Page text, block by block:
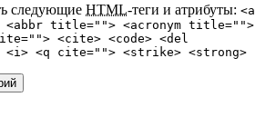
следующие HTML-теги и атрибуты: <a
title=""> <acronym title="">
<cite> <code> <del
<i> <q cite=""> <strike> <strong>